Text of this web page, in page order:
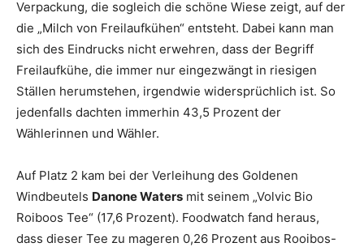
Verpackung, die sogleich die schöne Wiese zeigt, auf der
die „Milch von Freilaufkühen“ entsteht. Dabei kann man
sich des Eindrucks nicht erwehren, dass der Begriff
Freilaufkühe, die immer nur eingezwängt in riesigen
Ställen herumstehen, irgendwie widersprüchlich ist. So
jedenfalls dachten immerhin 43,5 Prozent der
Wählerinnen und Wähler.
Auf Platz 2 kam bei der Verleihung des Goldenen
Windbeutels Danone Waters mit seinem „Volvic Bio
Roiboos Tee“ (17,6 Prozent). Foodwatch fand heraus,
dass dieser Tee zu mageren 0,26 Prozent aus Rooibos-